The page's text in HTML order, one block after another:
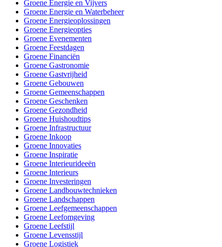
Groene Energie en Vijvers
Groene Energie en Waterbeheer
Groene Energieoplossingen
Groene Energieopties
Groene Evenementen
Groene Feestdagen
Groene Financiën
Groene Gastronomie
Groene Gastvrijheid
Groene Gebouwen
Groene Gemeenschappen
Groene Geschenken
Groene Gezondheid
Groene Huishoudtips
Groene Infrastructuur
Groene Inkoop
Groene Innovaties
Groene Inspiratie
Groene Interieurideeën
Groene Interieurs
Groene Investeringen
Groene Landbouwtechnieken
Groene Landschappen
Groene Leefgemeenschappen
Groene Leefomgeving
Groene Leefstijl
Groene Levensstijl
Groene Logistiek